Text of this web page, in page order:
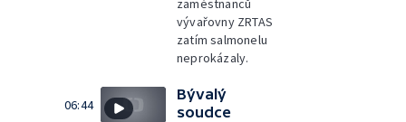
vývařovny ZRTAS
zatím salmonelu
neprokázaly.
06:44
Bývalý
soudce